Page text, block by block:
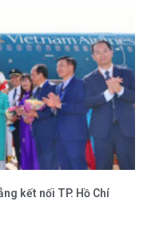
kết nối TP. Hồ Chí